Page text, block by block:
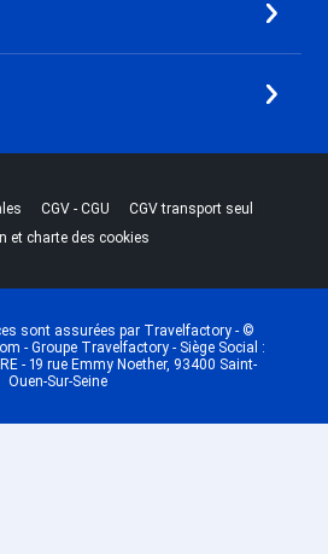
|CGV - CGU |CGV transport seul
et charte des cookies
sont assurées par Travelfactory - ©
- Groupe Travelfactory - Siège Social :
- 19 rue Emmy Noether, 93400 Saint-
Ouen-Sur-Seine